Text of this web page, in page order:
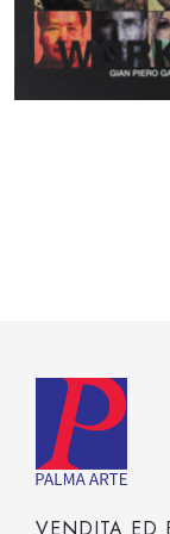
VENDITA ED